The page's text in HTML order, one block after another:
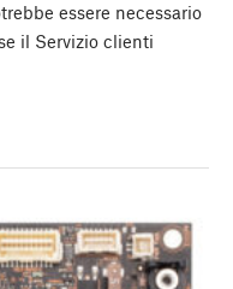
essere necessario
il Servizio clienti